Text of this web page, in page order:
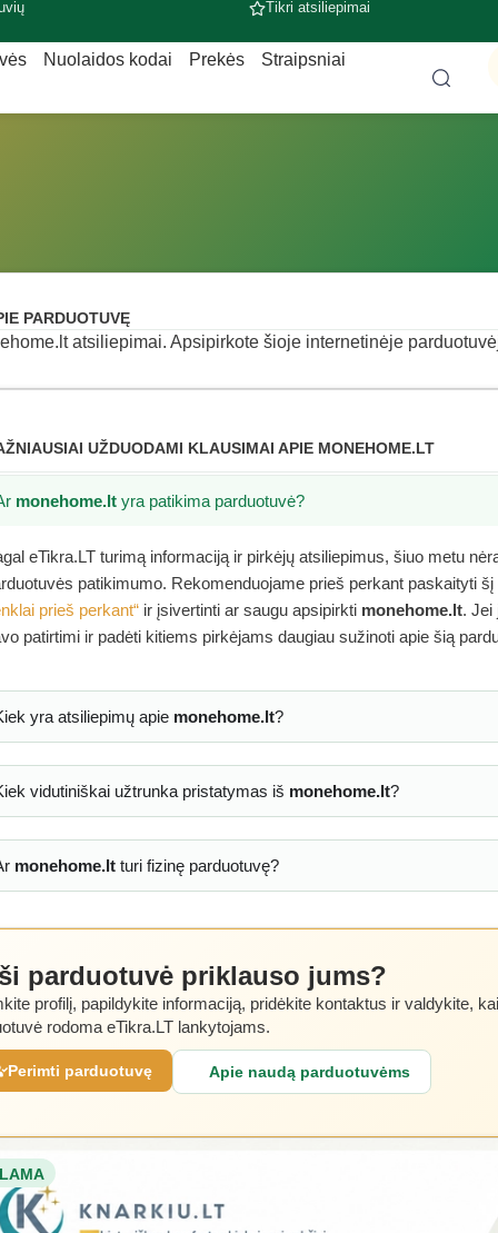
Tikri atsiliepimai
Nuolaidos kodai Prekės Straipsniai
PARDUOTUVĘ
atsiliepimai. Apsipirkote šioje internetinėje
UŽDUODAMI KLAUSIMAI APIE MONEHOME.LT
monehome.lt yra patikima parduotuvė?
eTikra.LT turimą informaciją ir pirkėjų atsiliepimus, šiuo metu
patikimumo. Rekomenduojame prieš perkant paskaityti šį
prieš perkant“ ir įsivertinti ar saugu apsipirkti monehome.lt. Jei
patirtimi ir padėti kitiems pirkėjams daugiau sužinoti apie šią
yra atsiliepimų apie monehome.lt?
vidutiniškai užtrunka pristatymas iš monehome.lt?
monehome.ltturi fizinę parduotuvę?
parduotuvė priklauso jums?
profilį, papildykite informaciją, pridėkite kontaktus ir valdykite,
rodoma eTikra.LT lankytojams.
Perimti parduotuvę Apie naudą parduotuvėms